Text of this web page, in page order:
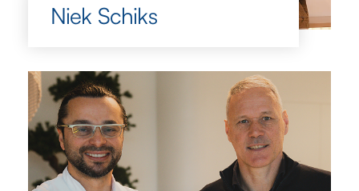
Niek Schiks